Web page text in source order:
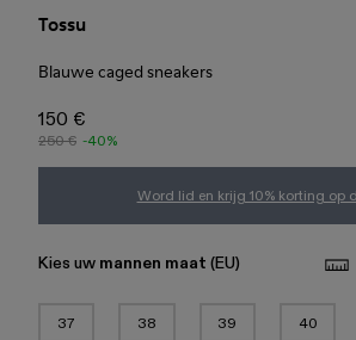
Tossu
Blauwe caged sneakers
150 €
250 € -40%
Word lid en krijg 10% korting op
Kies uw mannen maat (EU)
37 38 39 40